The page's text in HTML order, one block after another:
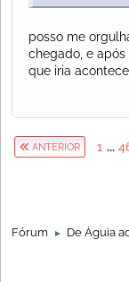
posso me
chegado, e
que iria
ANTERIOR 1 ...
Fórum ► De Águia